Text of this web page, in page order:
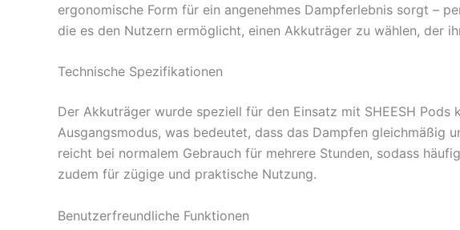
ergonomische Form für ein angenehmes Dampferlebnis sorgt –
die es den Nutzern ermöglicht, einen Akkuträger zu wählen, der
Technische Spezifikationen
Der Akkuträger wurde speziell für den Einsatz mit SHEESH
Ausgangsmodus, was bedeutet, dass das Dampfen gleichmäßig
reicht bei normalem Gebrauch für mehrere Stunden, sodass
zudem für zügige und praktische Nutzung.
Benutzerfreundliche Funktionen